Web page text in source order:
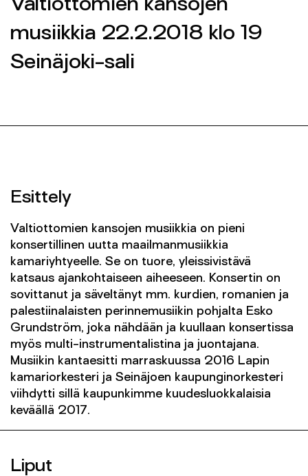
SEINÄJOEN KAUPUNGINORKESTERI 2026 ©
Valtiottomien kansojen
musiikkia 22.2.2018 klo 19
Seinäjoki-sali
Esittely
Valtiottomien kansojen musiikkia on pieni
konsertillinen uutta maailmanmusiikkia
kamariyhtyeelle. Se on tuore, yleissivistävä
katsaus ajankohtaiseen aiheeseen. Konsertin on
sovittanut ja säveltänyt mm. kurdien, romanien ja
palestiinalaisten perinnemusiikin pohjalta Esko
Grundström, joka nähdään ja kuullaan konsertissa
myös multi-instrumentalistina ja juontajana.
Musiikin kantaesitti marraskuussa 2016 Lapin
kamariorkesteri ja Seinäjoen kaupunginorkesteri
viihdytti sillä kaupunkimme kuudesluokkalaisia
keväällä 2017.
Liput
Yhteys